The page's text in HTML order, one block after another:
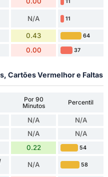
11
N/A 11
0.43 64
0.00 37
Cartões Vermelhor e Faltas
Por 90
Minutos
Percentil
N/A N/A
N/A N/A
0.22 54
N/A 58